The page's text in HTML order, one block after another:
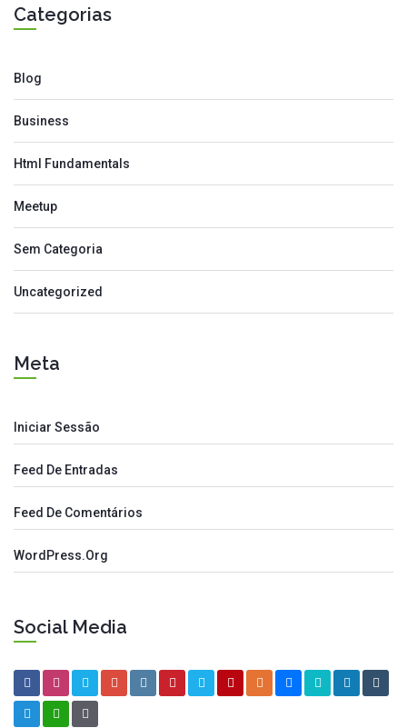
Categorias
Blog
Business
Html Fundamentals
Meetup
Sem Categoria
Uncategorized
Meta
Iniciar Sessão
Feed De Entradas
Feed De Comentários
WordPress.org
Social Media